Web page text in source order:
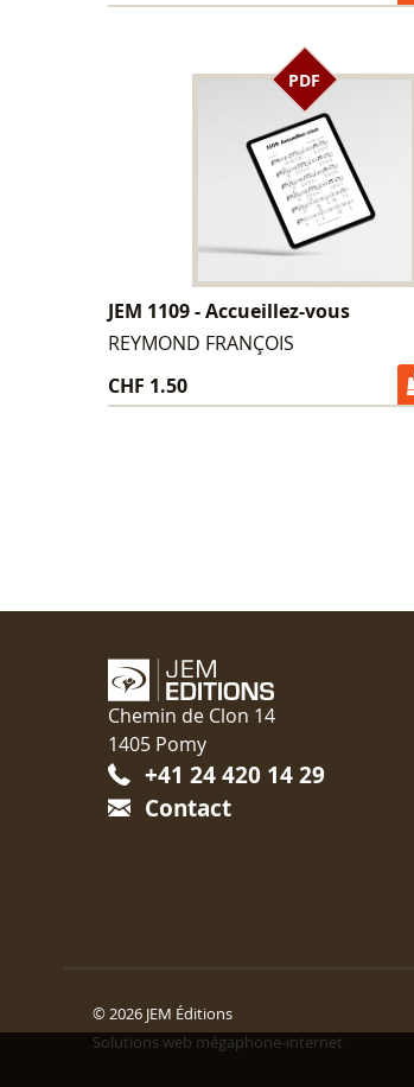
PDF
JEM 1109 - Accueillez-vous
REYMOND FRANÇOIS
CHF 1.50
Chemin de Clon 14
1405 Pomy
+41 24 420 14 29
Contact
© 2026 JEM Éditions
Solutions web mégaphone-internet